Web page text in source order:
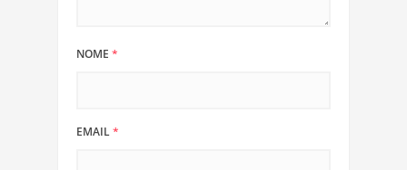
NOME *
EMAIL*